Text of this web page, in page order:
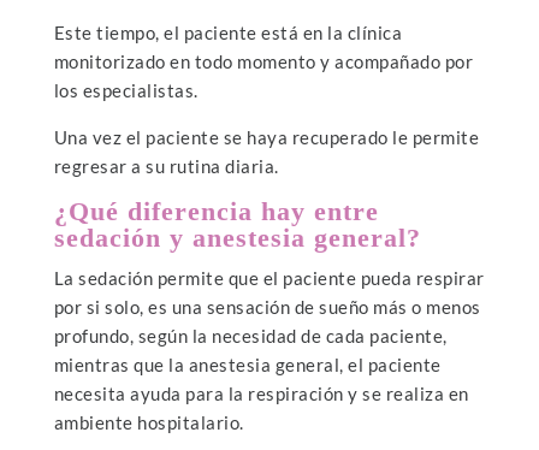
Este tiempo, el paciente está en la clínica
monitorizado en todo momento y acompañado por
los especialistas.
Una vez el paciente se haya recuperado le permite
regresar a su rutina diaria.
¿Qué diferencia hay entre
sedación y anestesia general?
La sedación permite que el paciente pueda respirar
por si solo, es una sensación de sueño más o menos
profundo, según la necesidad de cada paciente,
mientras que la anestesia general, el paciente
necesita ayuda para la respiración y se realiza en
ambiente hospitalario.